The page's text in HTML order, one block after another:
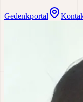
Gedenkportal